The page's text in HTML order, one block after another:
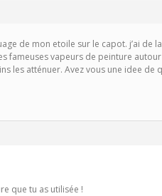
de mon etoile sur le capot. j’ai
fameuses vapeurs de peinture
les atténuer. Avez vous une idee de
que tu as utilisée !